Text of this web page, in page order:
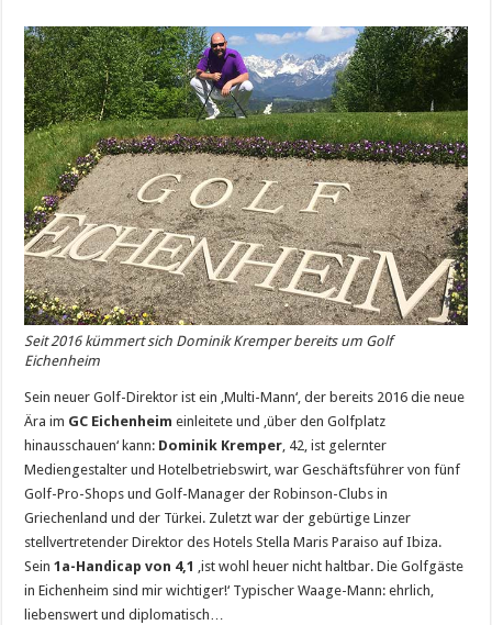
Seit 2016 kümmert sich Dominik Kremper bereits um Golf
Eichenheim
Sein neuer Golf-Direktor ist ein ‚Multi-Mann‘, der bereits 2016 die neue
Ära im GC Eichenheim einleitete und ‚über den Golfplatz
hinausschauen‘ kann: Dominik Kremper, 42, ist gelernter
Mediengestalter und Hotelbetriebswirt, war Geschäftsführer von fünf
Golf-Pro-Shops und Golf-Manager der Robinson-Clubs in
Griechenland und der Türkei. Zuletzt war der gebürtige Linzer
stellvertretender Direktor des Hotels Stella Maris Paraiso auf Ibiza.
Sein1a-Handicap von 4,1 ‚ist wohl heuer nicht haltbar. Die Golfgäste
in Eichenheim sind mir wichtiger!‘ Typischer Waage-Mann: ehrlich,
liebenswert und diplomatisch…